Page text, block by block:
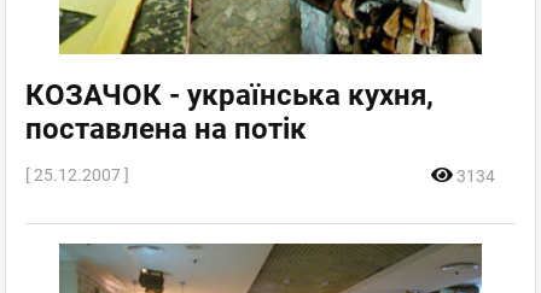
КОЗАЧОК - українська кухня,
поставлена на потік
[ 25.12.2007 ] 3134